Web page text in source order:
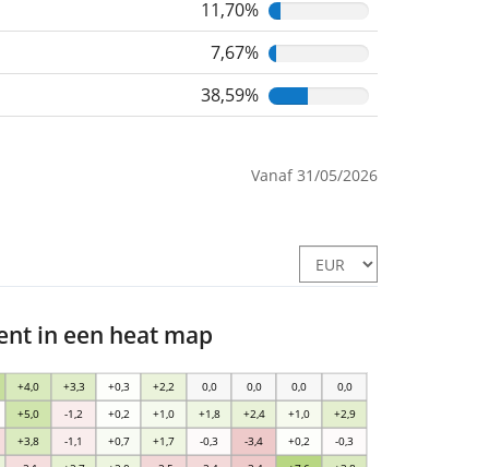
11,70%
7,67%
38,59%
Vanaf 31/05/2026
in een heat map
+3,8 -1,1 +0,7 +1,7 -0,3 -3,4 +0,2 -0,3
+5,0 -1,2 +0,2 +1,0 +1,8 +2,4 +1,0 +2,9
+4,0 +3,3 +0,3 +2,2 0,0 0,0 0,0 0,0